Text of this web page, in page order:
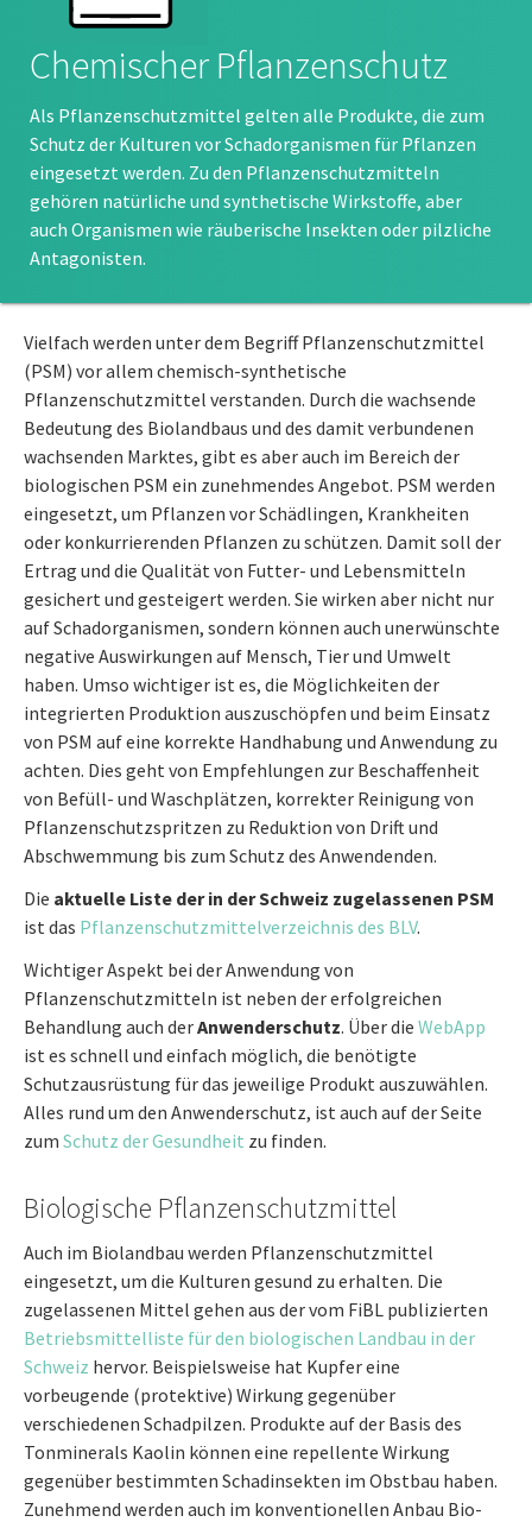
Chemischer Pflanzenschutz
Als Pflanzenschutzmittel gelten alle Produkte, die zum
Schutz der Kulturen vor Schadorganismen für Pflanzen
eingesetzt werden. Zu den Pflanzenschutzmitteln
gehören natürliche und synthetische Wirkstoffe, aber
auch Organismen wie räuberische Insekten oder pilzliche
Antagonisten.
Vielfach werden unter dem Begriff Pflanzenschutzmittel
(PSM) vor allem chemisch-synthetische
Pflanzenschutzmittel verstanden. Durch die wachsende
Bedeutung des Biolandbaus und des damit verbundenen
wachsenden Marktes, gibt es aber auch im Bereich der
biologischen PSM ein zunehmendes Angebot. PSM werden
eingesetzt, um Pflanzen vor Schädlingen, Krankheiten
oder konkurrierenden Pflanzen zu schützen. Damit soll der
Ertrag und die Qualität von Futter- und Lebensmitteln
gesichert und gesteigert werden. Sie wirken aber nicht nur
auf Schadorganismen, sondern können auch unerwünschte
negative Auswirkungen auf Mensch, Tier und Umwelt
haben. Umso wichtiger ist es, die Möglichkeiten der
integrierten Produktion auszuschöpfen und beim Einsatz
von PSM auf eine korrekte Handhabung und Anwendung zu
achten. Dies geht von Empfehlungen zur Beschaffenheit
von Befüll- und Waschplätzen, korrekter Reinigung von
Pflanzenschutzspritzen zu Reduktion von Drift und
Abschwemmung bis zum Schutz des Anwendenden.
Die aktuelle Liste der in der Schweiz zugelassenen PSM
ist das Pflanzenschutzmittelverzeichnis des BLV.
Wichtiger Aspekt bei der Anwendung von
Pflanzenschutzmitteln ist neben der erfolgreichen
Behandlung auch derAnwenderschutz. Über die WebApp
ist es schnell und einfach möglich, die benötigte
Schutzausrüstung für das jeweilige Produkt auszuwählen.
Alles rund um den Anwenderschutz, ist auch auf der Seite
zum Schutz der Gesundheit zu finden.
Biologische Pflanzenschutzmittel
Auch im Biolandbau werden Pflanzenschutzmittel
eingesetzt, um die Kulturen gesund zu erhalten. Die
zugelassenen Mittel gehen aus der vom FiBL publizierten
Betriebsmittelliste für den biologischen Landbau in der
Schweiz hervor. Beispielsweise hat Kupfer eine
vorbeugende (protektive) Wirkung gegenüber
verschiedenen Schadpilzen. Produkte auf der Basis des
Tonminerals Kaolin können eine repellente Wirkung
gegenüber bestimmten Schadinsekten im Obstbau haben.
Zunehmend werden auch im konventionellen Anbau Bio-